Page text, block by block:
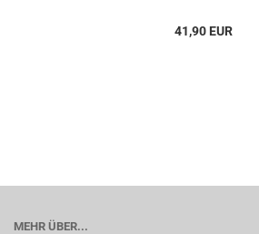
41,90 EUR
MEHR ÜBER...